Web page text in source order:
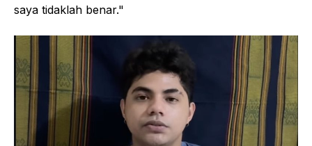
saya tidaklah benar."